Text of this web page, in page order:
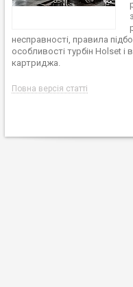
несправності, правила
особливості турбін Holset
картриджа.
Повна версія статті